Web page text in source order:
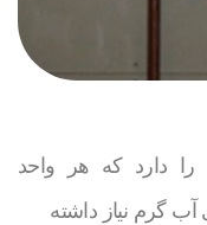
را دارد که هر واحد
گرم نیاز داشته